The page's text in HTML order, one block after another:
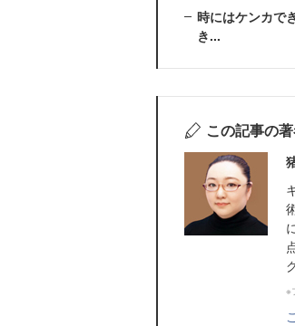
時にはケンカで
き...
この記事の
※